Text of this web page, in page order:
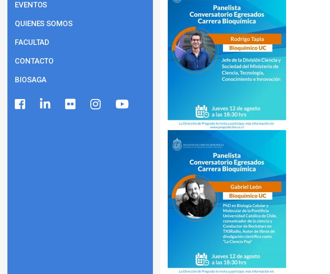
EVENTOS
QUIENES SOMOS
FACULTAD
CONTACTO
BIOSAGA